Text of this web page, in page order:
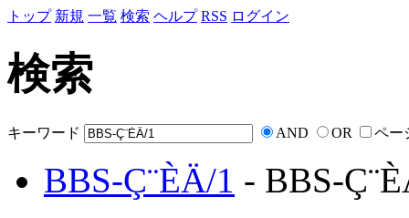
トップ 新規 一覧 検索 ヘルプ RSS ログイン
検索
キーワード AND OR ペー
BBS-Ç¨ÈÄ/1 - BBS-